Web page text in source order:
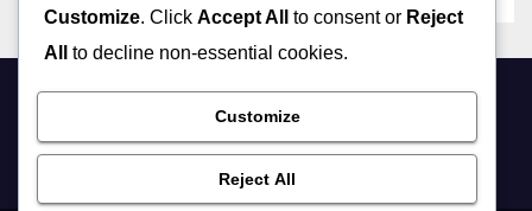
ciberniz.com
Customize. Click Accept All to consent or Reject
All
to decline non-essential cookies.
Customize
Reject All